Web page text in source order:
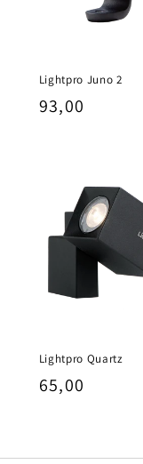
Lightpro Juno 2
Normale
93,00
Lightpro Quartz
Normale
65,00